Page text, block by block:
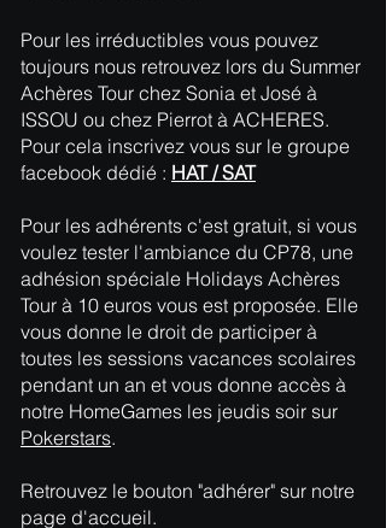
Pour les irréductibles vous pouvez
toujours nous retrouvez lors du Summer
Achères Tour chez Sonia et José à
ISSOU ou chez Pierrot à ACHERES.
Pour cela inscrivez vous sur le groupe
facebook dédié : HAT / SAT
Pour les adhérents c'est gratuit, si vous
voulez tester l'ambiance du CP78, une
adhésion spéciale Holidays Achères
Tour à 10 euros vous est proposée. Elle
vous donne le droit de participer à
toutes les sessions vacances scolaires
pendant un an et vous donne accès à
notre HomeGames les jeudis soir sur
Pokerstars.
Retrouvez le bouton "adhérer" sur notre
page d'accueil.